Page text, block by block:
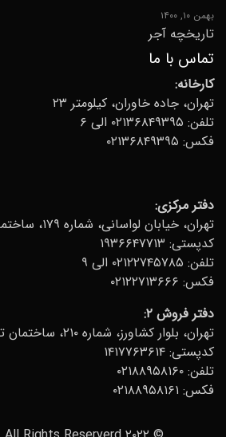
بهمن ۱۰, ۱۴۰۰
تاریخچه آجر
تماس با ما
کارخانه:
تهران، جاده خاوران، کیلومتر ۲۳
تلفن: ۰۲۱۳۶۸۴۹۳۹۵ الی ۶
فکس: ۰۲۱۳۶۸۴۹۳۹۵
دفتر مرکزی:
تهران، خیابان لواسانی، شماره ۱۷۹، ساختمان تکنوآجر
کدپستی: ۱۹۳۶۶۴۷۷۱۳
تلفن: ۰۲۱۲۲۷۴۵۷۸۵ الی ۹
فکس: ۰۲۱۲۲۷۱۳۶۶۶
دفتر فروش ۲:
تهران، بلوار کشاورز، شماره ۲۱۰، ساختمان تکنوآجر
کدپستی: ۱۴۱۷۷۶۳۶۱۴
تلفن: ۰۲۱۸۸۹۵۸۱۶۰
فکس: ۰۲۱۸۸۹۵۸۱۶۱